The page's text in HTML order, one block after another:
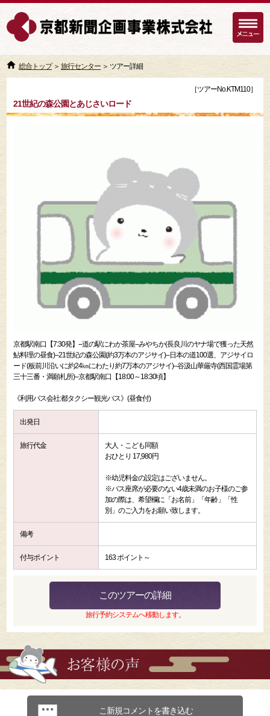
総合トップ＞旅行センター ＞ ツアー詳細
［ツアーNo.KTM110］
21世紀の森公園とあじさいロード
京都駅南口【7:30発】--道の駅にわか茶屋--みやちか(長良川のヤナ場で獲った天然
鮎料理の昼食)--21世紀の森公園(約3万本のアジサイ)--日本の道100選、アジサイロ
ード(板前川沿いに約24㎞にわたり約7万本のアジサイ)--谷汲山華厳寺(西国霊場第
三十三番・満願札所)--京都駅南口【18:00～18:30頃】
《利用バス会社:都タクシー観光バス》(昼食付)
出発日
旅行代金
大人・こども同額
おひとり 17,980円
※幼児料金の設定はございません。
※バス座席が必要のない4歳未満のお子様のご参
加の際は、希望欄に「お名前」「年齢」「性
別」のご入力をお願い致します。
備考
付与ポイント 163 ポイント～
このツアーの詳細
旅行予約システムへ移動します。
こ新規コメントを書き込む